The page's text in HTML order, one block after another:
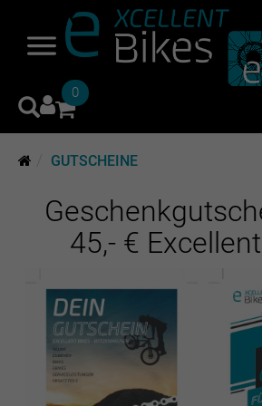
0
GUTSCHEINE
45,- €